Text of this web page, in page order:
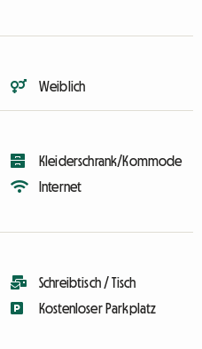
Weiblich
Kleiderschrank/Kommode
Internet
Schreibtisch / Tisch
Kostenloser Parkplatz